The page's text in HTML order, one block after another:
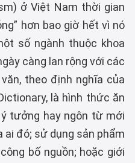
ở Việt Nam thời gian
hơn bao giờ hết vì nó
số ngành thuộc khoa
càng lan rộng với các
theo định nghĩa của
là hình thức ăn
tưởng hay ngôn từ mới
đó; sử dụng sản phẩm
bố nguồn; hoặc giới